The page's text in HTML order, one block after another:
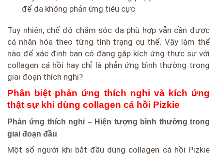
để da không phản ứng tiêu cực
Tuy nhiên, chế độ chăm sóc da phù hợp vẫn cần được
cá nhân hóa theo từng tình trạng cụ thể. Vậy làm thế
nào để xác định bạn có đang gặp kích ứng thực sự với
collagen cá hồi hay chỉ là phản ứng bình thường trong
giai đoạn thích nghi?
Phân biệt phản ứng thích nghi và kích ứng
thật sự khi dùng collagen cá hồi Pizkie
Phản ứng thích nghi – Hiện tượng bình thường trong
giai đoạn đầu
Một số người khi bắt đầu dùng collagen cá hồi Pizkie